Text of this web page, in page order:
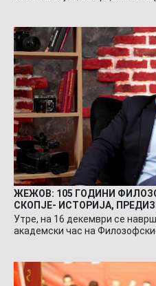
ЖЕЖОВ: 105 ГОДИНИ
СКОПЈЕ- ИСТОРИЈА,
Утре, на 16 декември се
академски час на